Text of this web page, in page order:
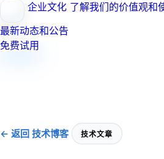
企业文化 了解我们的价值观和
最新动态和公告
免费试用
← 返回 技术博客 技术文章